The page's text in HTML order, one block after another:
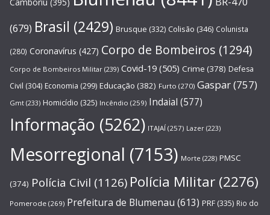
(679) Brasil (2429) Brusque (332) Colisão (346) Colunista
(280) Coronavírus (427) Corpo de Bombeiros (1294)
Corpo de Bombeiros Militar (239) Covid-19 (505) Crime (378) Defesa
Civil (304) Economia (299) Educação (382) Furto (270) Gaspar(757)
Gmt (233) Homicídio (325) Incêndio (259) Indaial (577)
Informação (5262) ITAJAÍ (257) Lazer (223)
Mesorregional (7153) Morte (228) PMSC
(374) Polícia Civil (1126) Polícia Militar (2276)
Pomerode (269) Prefeitura de Blumenau (613) PRF (335) Rio do